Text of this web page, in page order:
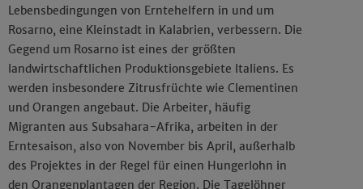
Lebensbedingungen von Erntehelfern in und um
Rosarno, eine Kleinstadt in Kalabrien, verbessern. Die
Gegend um Rosarno ist eines der größten
landwirtschaftlichen Produktionsgebiete Italiens. Es
werden insbesondere Zitrusfrüchte wie Clementinen
und Orangen angebaut. Die Arbeiter, häufig
Migranten aus Subsahara-Afrika, arbeiten in der
Erntesaison, also von November bis April, außerhalb
des Projektes in der Regel für einen Hungerlohn in
den Orangenplantagen der Region. Die Tagelöhner